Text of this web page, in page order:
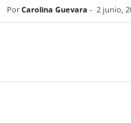
Por Carolina Guevara - 2 junio,